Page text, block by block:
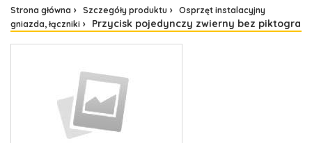
Strona główna Szczegóły produktu
Osprzęt instalacyjny
gniazda, łączniki
Przycisk pojedynczy zwierny bez piktogra